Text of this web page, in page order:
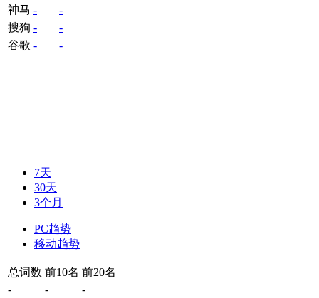
神马 -
-
搜狗 -
-
谷歌 - -
7天
30天
3个月
PC趋势
移动趋势
总词数 前10名 前20名
-
- -